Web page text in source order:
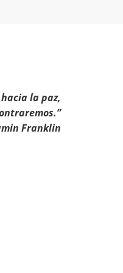
la paz,
Franklin